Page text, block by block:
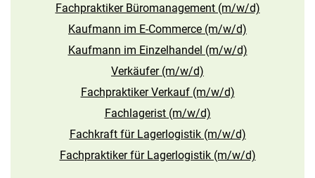
Fachpraktiker Büromanagement (m/w/d)
Kaufmann im E-Commerce (m/w/d)
Kaufmann im Einzelhandel (m/w/d)
Verkäufer (m/w/d)
Fachpraktiker Verkauf (m/w/d)
Fachlagerist (m/w/d)
Fachkraft für Lagerlogistik (m/w/d)
Fachpraktiker für Lagerlogistik (m/w/d)